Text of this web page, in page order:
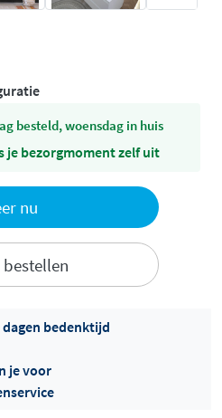
besteld, woensdag in huis
je bezorgmoment zelf uit
nu
dagen bedenktijd
je voor